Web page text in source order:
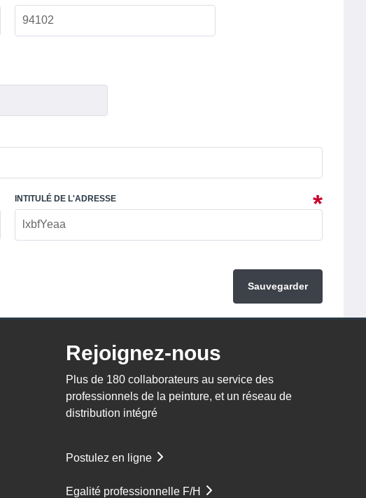
INTITULÉ DE L'ADRESSE
Sauvegarder
Rejoignez-nous
Plus de 180 collaborateurs au service des
professionnels de la peinture, et un réseau de
distribution intégré
Postulez en ligne
Egalité professionnelle F/H